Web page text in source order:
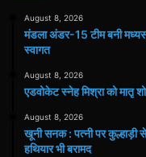
August 8, 2026
मंडला अंडर-15 टीम बनी
स्वागत
August 8, 2026
एडवोकेट स्नेह मिश्रा को मातृ
August 8, 2026
खूनी सनक : पत्नी पर कुल्हाड़ी से
हथियार भी बरामद